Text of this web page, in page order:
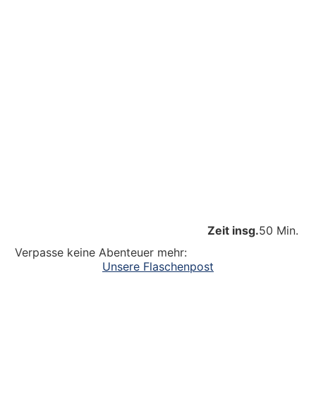
Zeit insg.50 Min.
Verpasse keine Abenteuer mehr:
Unsere Flaschenpost